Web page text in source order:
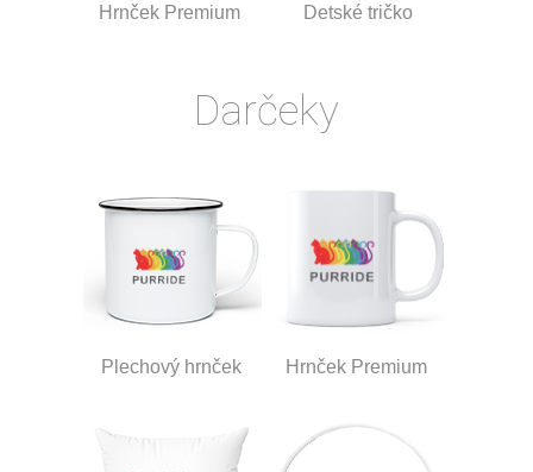
Hrnček Premium Detské tričko
Darčeky
Plechový hrnček Hrnček Premium